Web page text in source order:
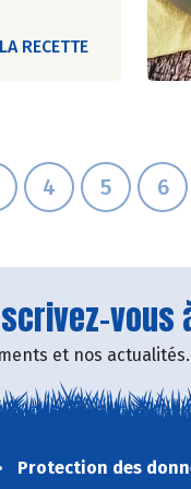
RECETTE
4 5 6
vous
et nos actualités.
Protection des